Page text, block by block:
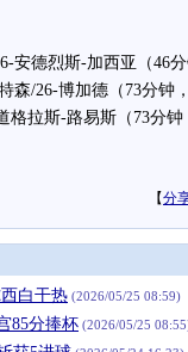
德烈斯-加西亚（46
森/26-博加德（73分钟
格拉斯-路易斯（73分
【分
白干热 (2026/05/25 08:59)
85分捧杯 (2026/05/25